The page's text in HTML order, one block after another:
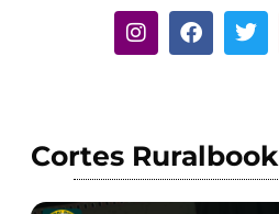
Cortes Ruralbook